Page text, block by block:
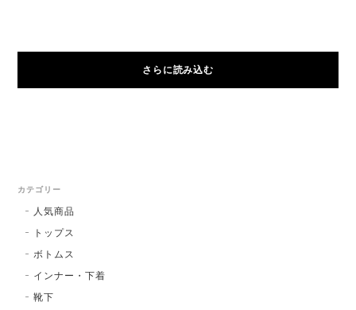
さらに読み込む
カテゴリー
人気商品
トップス
ボトムス
インナー・下着
靴下